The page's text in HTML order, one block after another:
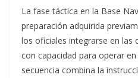
La fase táctica en la Base
preparación adquirida
los oficiales integrarse en las
con capacidad para operar
secuencia combina la